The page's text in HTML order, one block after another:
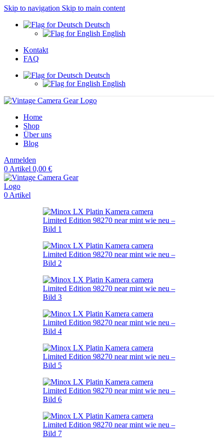
Skip to navigation Skip to main content
Deutsch
English
Kontakt
FAQ
Deutsch
English
Home
Shop
Über uns
Blog
Anmelden
0 Artikel 0,00 €
0 Artikel